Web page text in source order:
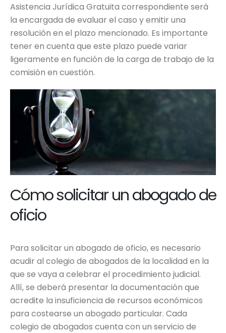
Asistencia Jurídica Gratuita correspondiente será
la encargada de evaluar el caso y emitir una
resolución en el plazo mencionado. Es importante
tener en cuenta que este plazo puede variar
ligeramente en función de la carga de trabajo de la
comisión en cuestión.
Cómo solicitar un abogado de
oficio
Para solicitar un abogado de oficio, es necesario
acudir al colegio de abogados de la localidad en la
que se vaya a celebrar el procedimiento judicial.
Allí, se deberá presentar la documentación que
acredite la insuficiencia de recursos económicos
para costearse un abogado particular. Cada
colegio de abogados cuenta con un servicio de